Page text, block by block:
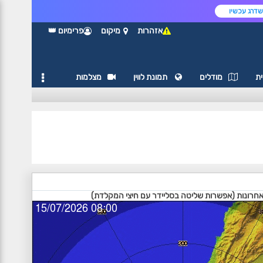
שדרג עכשיו
אזהרות מיקום פרימיום 👑
מודלים תמונת לווין מצלמות